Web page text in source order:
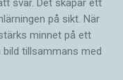
svar. Det skapar ett
på sikt. När
minnet på ett
tillsammans med